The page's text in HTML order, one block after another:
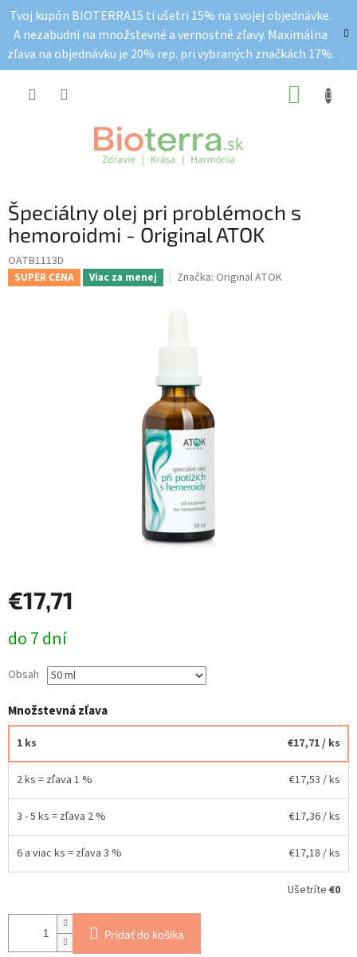
obsah
Tvoj kupón BIOTERRA15 ti ušetri 15% na svojej objednávke.
A nezabudni na množstevné a vernostné zľavy. Maximálna
zľava na objednávku je 20% rep. pri vybraných značkách 17%.
Špeciálny olej pri problémoch s
hemoroidmi - Original ATOK
OATB1113D
SUPER CENA Viac za menej Značka: Original ATOK
€17,71
cena:
do 7 dní
Obsah
Množstevná zľava
1 ks €17,71/ ks
2 ks = zľava 1 % €17,53 / ks
3 - 5 ks = zľava 2 % €17,36/ ks
6 a viac ks = zľava 3 % €17,18 / ks
Ušetríte €0
Pridať do košíka